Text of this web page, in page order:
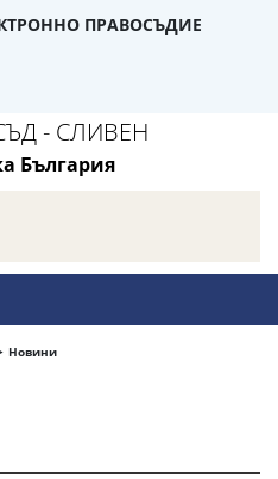
ПРАВОСЪДИЕ
- СЛИВЕН
България
Новини